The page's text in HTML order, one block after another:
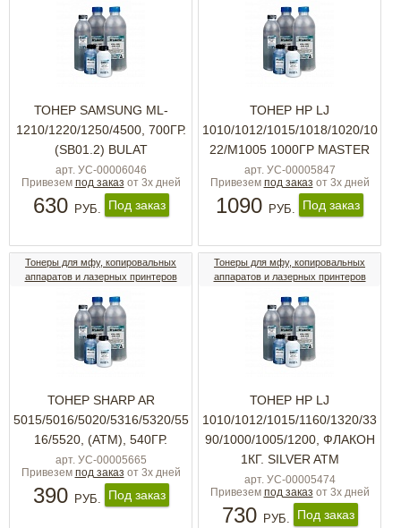
ТОНЕР SAMSUNG ML-
1210/1220/1250/4500, 700ГР.
(SB01.2) BULAT
арт. УС-00006046
Привезем под заказ от 3х дней
630 РУБ. Под заказ
ТОНЕР HP LJ
1010/1012/1015/1018/1020/10
22/M1005 1000ГР MASTER
арт. УС-00005847
Привезем под заказ от 3х дней
1090 РУБ. Под заказ
Тонеры для мфу, копировальных
аппаратов и лазерных принтеров
ТОНЕР SHARP AR
5015/5016/5020/5316/5320/55
16/5520, (АТМ), 540ГР.
арт. УС-00005665
Привезем под заказ от 3х дней
390 РУБ. Под заказ
Тонеры для мфу, копировальных
аппаратов и лазерных принтеров
ТОНЕР HP LJ
1010/1012/1015/1160/1320/33
90/1000/1005/1200, ФЛАКОН
1КГ. SILVER ATM
арт. УС-00005474
Привезем под заказ от 3х дней
730 РУБ. Под заказ